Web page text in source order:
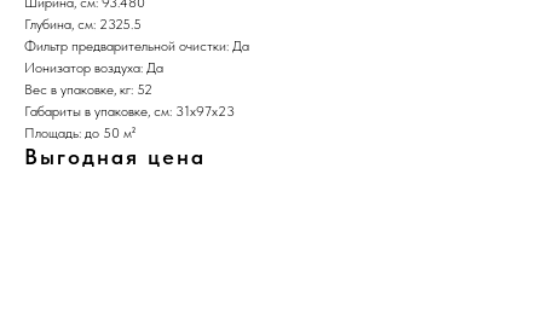
Глубина, см: 2325.5
Фильтр предварительной очистки: Да
Ионизатор воздуха: Да
Вес в упаковке, кг: 52
Габариты в упаковке, см: 31х97х23
Площадь: до 50 м²
Выгодная цена